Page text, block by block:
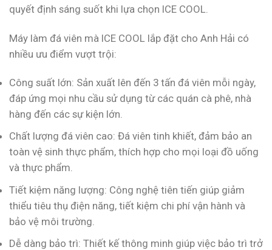
quyết định sáng suốt khi lựa chọn ICE COOL.
Máy làm đá viên mà ICE COOL lắp đặt cho Anh Hải có
nhiều ưu điểm vượt trội:
Công suất lớn: Sản xuất lên đến 3 tấn đá viên mỗi ngày,
đáp ứng mọi nhu cầu sử dụng từ các quán cà phê, nhà
hàng đến các sự kiện lớn.
Chất lượng đá viên cao: Đá viên tinh khiết, đảm bảo an
toàn vệ sinh thực phẩm, thích hợp cho mọi loại đồ uống
và thực phẩm.
Tiết kiệm năng lượng: Công nghệ tiên tiến giúp giảm
thiểu tiêu thụ điện năng, tiết kiệm chi phí vận hành và
bảo vệ môi trường.
Dễ dàng bảo trì: Thiết kế thông minh giúp việc bảo trì trở